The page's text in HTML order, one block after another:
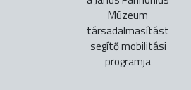
Múzeum
társadalmasítást
segítő mobilitási
programja